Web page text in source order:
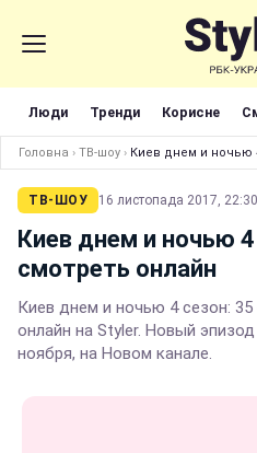
Люди Тренди Корисне
Головна › ТВ-шоу › Киев днем и ночью
ТВ-ШОУ 16 листопада 2017, 22:30
Киев днем и ночью 4
смотреть онлайн
Киев днем и ночью 4 сезон:
онлайн на Styler. Новый
ноября, на Новом канале.